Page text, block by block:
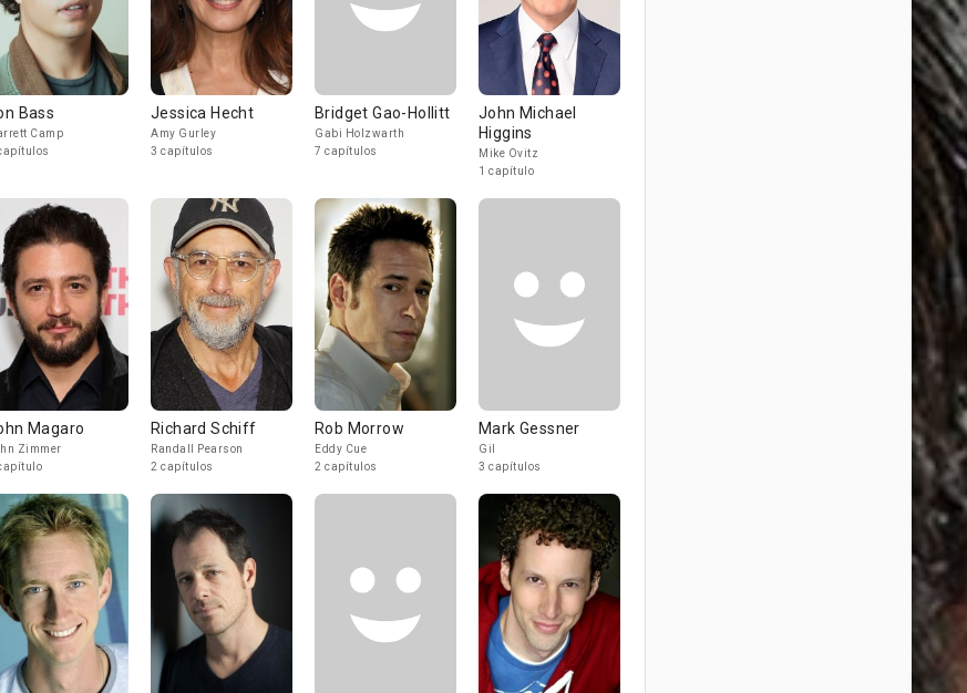
Bass
Camp
Jessica Hecht
Amy Gurley
3 capítulos
Bridget Gao-Hollitt
Gabi Holzwarth
7 capítulos
John Michael
Higgins
Mike Ovitz
1 capítulo
Magaro
Zimmer
Richard Schiff
Randall Pearson
2 capítulos
Rob Morrow
Eddy Cue
2 capítulos
Mark Gessner
Gil
3 capítulos